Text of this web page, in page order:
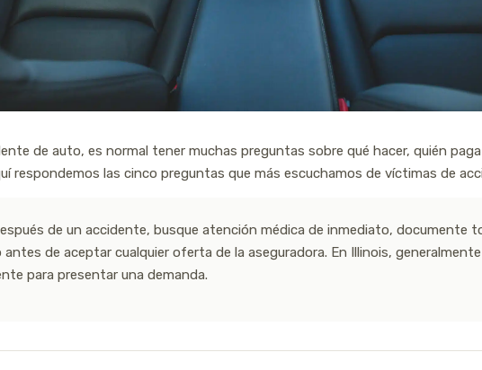
de auto, es normal tener muchas preguntas sobre qué hacer, quién
respondemos las cinco preguntas que más escuchamos de víctimas de
de un accidente, busque atención médica de inmediato, documente
de aceptar cualquier oferta de la aseguradora. En Illinois,
para presentar una demanda.